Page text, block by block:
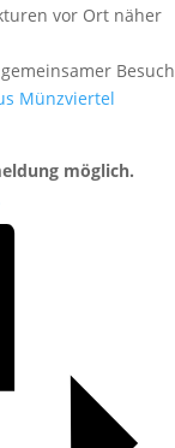
vor Ort näher
Besuch
Münzviertel
möglich.